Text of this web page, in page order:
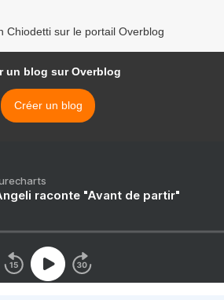
Chiodetti sur le portail Overblog
un blog sur Overblog
Créer un blog
raconte "Avant de partir"